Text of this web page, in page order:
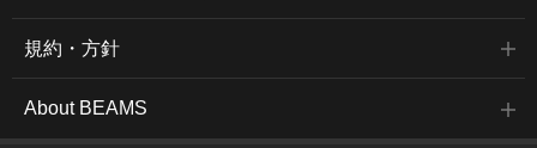
規約・方針
About BEAMS